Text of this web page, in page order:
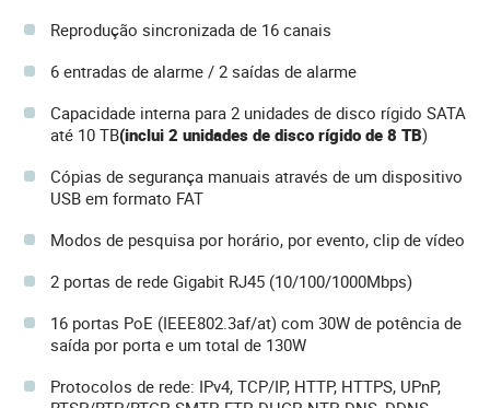
Reprodução sincronizada de 16 canais
6 entradas de alarme / 2 saídas de alarme
Capacidade interna para 2 unidades de disco rígido SATA
até 10 TB(inclui 2 unidades de disco rígido de 8 TB)
Cópias de segurança manuais através de um dispositivo
USB em formato FAT
Modos de pesquisa por horário, por evento, clip de vídeo
2 portas de rede Gigabit RJ45 (10/100/1000Mbps)
16 portas PoE (IEEE802.3af/at) com 30W de potência de
saída por porta e um total de 130W
Protocolos de rede: IPv4, TCP/IP, HTTP, HTTPS, UPnP,